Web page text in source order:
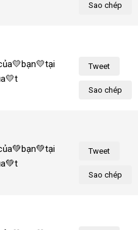
Sao chép
Tweet
Sao chép
Tweet
Sao chép